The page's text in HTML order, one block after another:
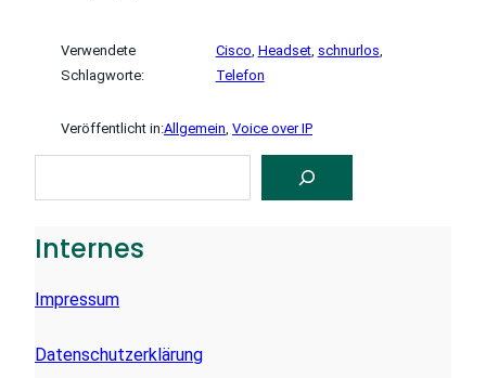
Verwendete
Schlagworte:
Cisco, Headset, schnurlos
Telefon
Veröffentlicht in:Allgemein, Voice over IP
C
Internes
Impressum
Datenschutzerklärung